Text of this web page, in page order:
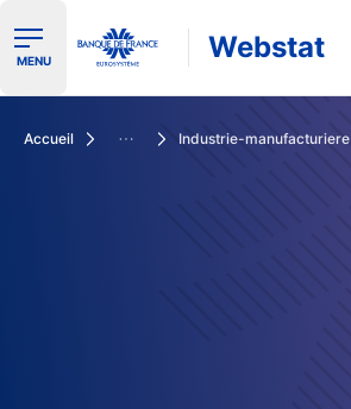
Ouvrir le menu de navigation
MENU Webstat
Accueil Industrie-manufacturiere